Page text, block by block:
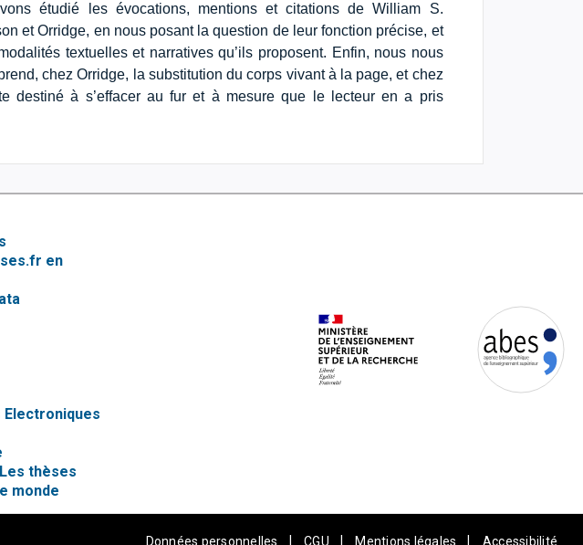
étudié les évocations, mentions et citations de William S.
et Orridge, en nous posant la question de leur fonction précise, et
textuelles et narratives qu’ils proposent. Enfin, nous nous
chez Orridge, la substitution du corps vivant à la page, et chez
destiné à s’effacer au fur et à mesure que le lecteur en a pris
en
Electroniques
thèses
monde
Données personnelles CGU Mentions légales Accessibilité